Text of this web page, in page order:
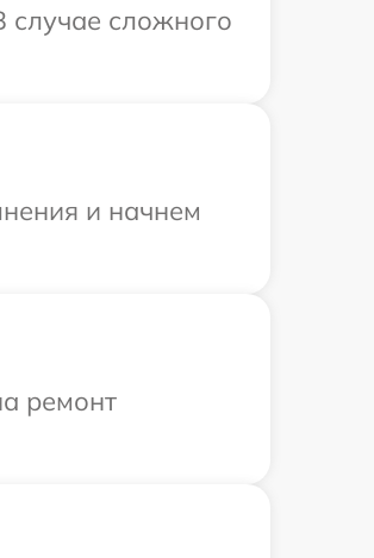
случае сложного
и начнем
ремонт